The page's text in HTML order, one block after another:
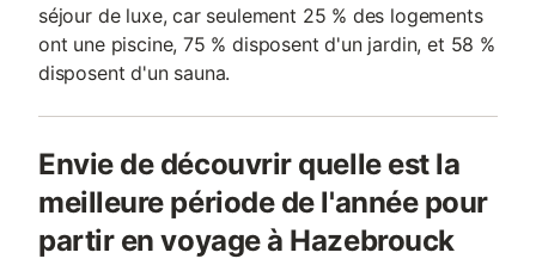
séjour de luxe, car seulement 25 % des logements
ont une piscine, 75 % disposent d'un jardin, et 58 %
disposent d'un sauna.
Envie de découvrir quelle est la
meilleure période de l'année pour
partir en voyage à Hazebrouck